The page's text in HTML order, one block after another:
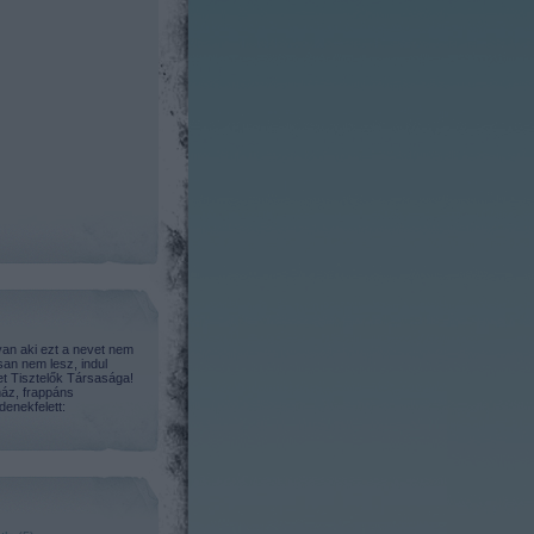
aki ezt a nevet nem
nem lesz, indul
Tisztelők Társasága!
frappáns